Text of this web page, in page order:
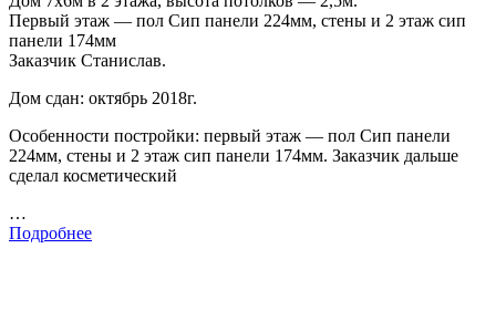
Первый этаж — пол Сип панели 224мм, стены и 2 этаж сип
панели 174мм
Заказчик Станислав.
Дом сдан: октябрь 2018г.
Особенности постройки: первый этаж — пол Сип панели
224мм, стены и 2 этаж сип панели 174мм. Заказчик дальше
сделал косметический
…
Подробнее